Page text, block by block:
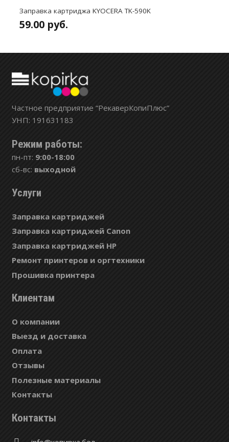
Заправка картриджа KYOCERA TK-590K
59.00 руб.
Частное предприятие “РекаверКопиПлюс”
УНП: 191631183
Режим работы:
пн-пт: 9:00-18:00
сб-вс: выходной
Услуги
Заправка картриджей
Заправка картриджей Canon
Заправка картриджей HP
Ремонт принтеров и оргтехники
Прошивка принтера
Клиентам
О компании
Выезд и доставка
Оплата
Отзывы
Полезные материалы
Контакты
Контакты